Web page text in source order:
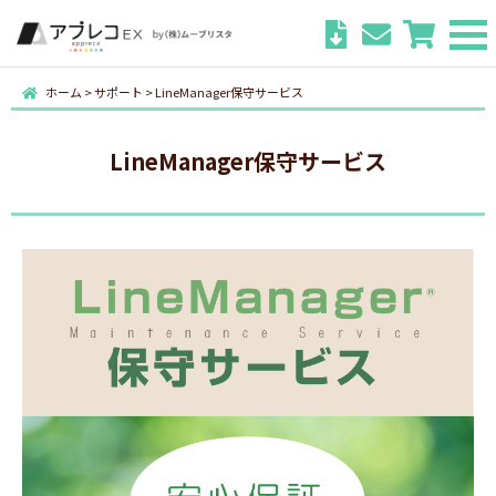
ホーム >サポート >LineManager保守サービス
LineManager保守サービス